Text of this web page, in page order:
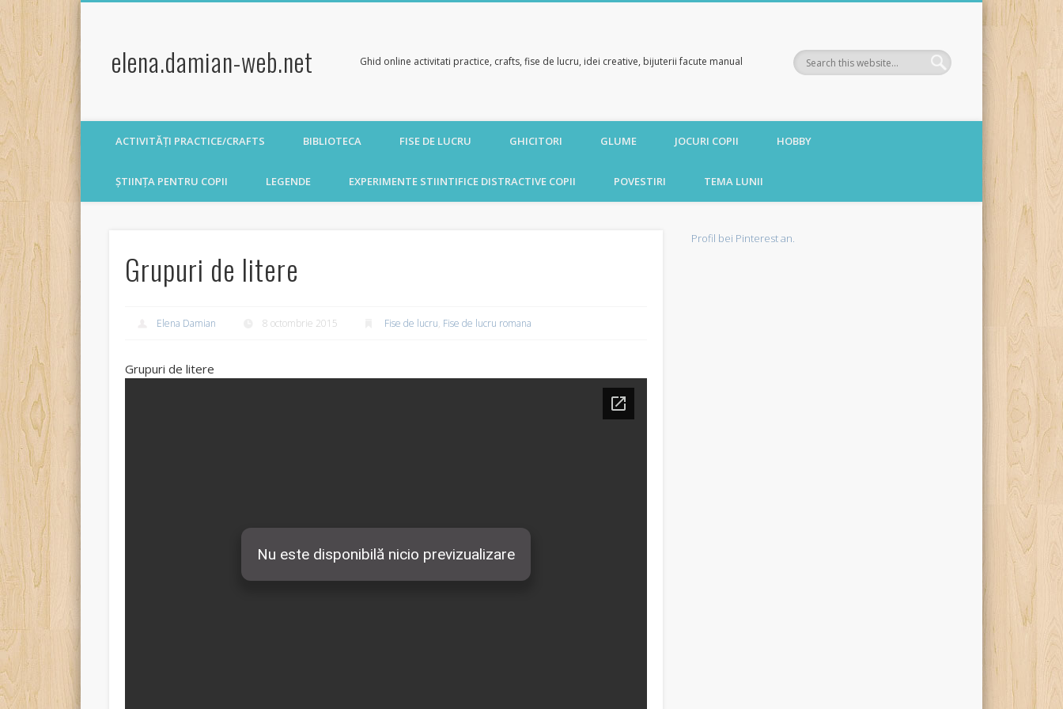
elena.damian-web.net Ghid online activitati practice, crafts, fise de lucru, idei creative, bijuterii facute manual
ACTIVITĂȚI PRACTICE/CRAFTS BIBLIOTECA FISE DE LUCRU GHICITORI GLUME JOCURI COPII HOBBY
ȘTIINȚA PENTRU COPII LEGENDE EXPERIMENTE STIINTIFICE DISTRACTIVE COPII POVESTIRI TEMA LUNII
Grupuri de litere
Elena Damian 8 octombrie 2015 Fise de lucru, Fise de lucru romana
Grupuri de litere
Profil bei Pinterest an.